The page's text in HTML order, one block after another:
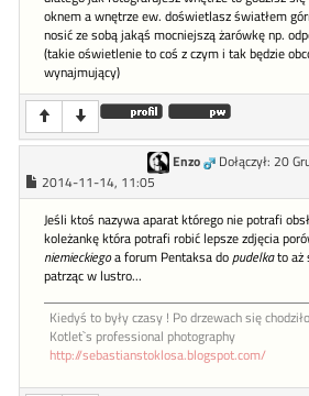
oknem a wnętrze ew. doświetlasz światłem
nosić ze sobą jakąś mocniejszą żarówkę np.
(takie oświetlenie to coś z czym i tak będzie
wynajmujący)
Enzo
Dołączył: 20
2014-11-14, 11:05
Jeśli ktoś nazywa aparat którego nie potrafi
koleżankę która potrafi robić lepsze zdjęcia
niemieckiegoa forum Pentaksa dopudelkato aż
patrząc w lustro...
Kiedyś to były czasy ! Po drzewach się
Kotlet`s professional photography
http://sebastianstoklosa.blogspot.com/